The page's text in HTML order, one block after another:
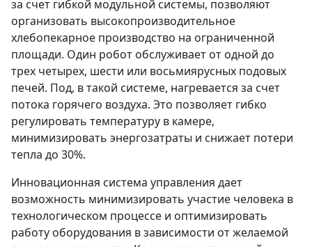
за счет гибкой модульной системы, позволяют
организовать высокопроизводительное
хлебопекарное производство на ограниченной
площади. Один робот обслуживает от одной до
трех четырех, шести или восьмиярусных подовых
печей. Под, в такой системе, нагревается за счет
потока горячего воздуха. Это позволяет гибко
регулировать температуру в камере,
минимизировать энергозатраты и снижает потери
тепла до 30%.
Инновационная система управления дает
возможность минимизировать участие человека в
технологическом процессе и оптимизировать
работу оборудования в зависимости от желаемой